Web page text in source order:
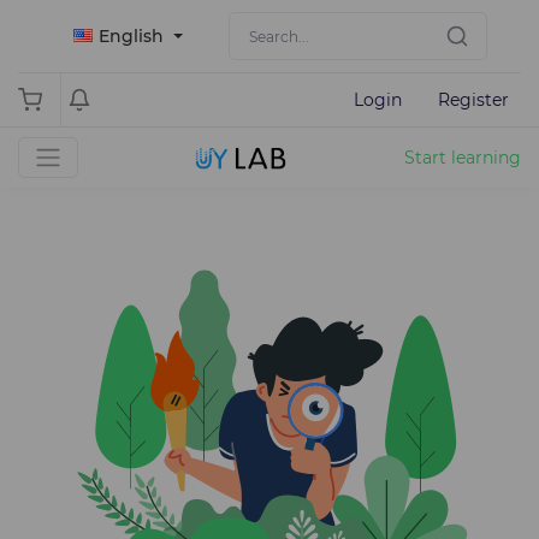
English
Login Register
Start learning